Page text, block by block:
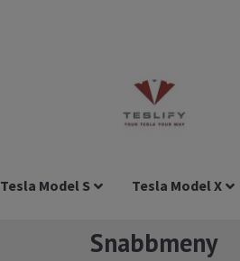
Tesla Model S Tesla Model X
Snabbmeny